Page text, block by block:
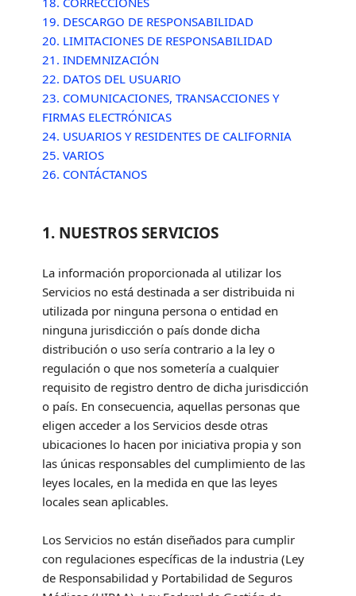
19. DESCARGO DE RESPONSABILIDAD
20. LIMITACIONES DE RESPONSABILIDAD
21. INDEMNIZACIÓN
22. DATOS DEL USUARIO
23. COMUNICACIONES, TRANSACCIONES Y
FIRMAS ELECTRÓNICAS
24. USUARIOS Y RESIDENTES DE CALIFORNIA
25. VARIOS
26. CONTÁCTANOS
1. NUESTROS SERVICIOS
La información proporcionada al utilizar los
Servicios no está destinada a ser distribuida ni
utilizada por ninguna persona o entidad en
ninguna jurisdicción o país donde dicha
distribución o uso sería contrario a la ley o
regulación o que nos sometería a cualquier
requisito de registro dentro de dicha jurisdicción
o país. En consecuencia, aquellas personas que
eligen acceder a los Servicios desde otras
ubicaciones lo hacen por iniciativa propia y son
las únicas responsables del cumplimiento de las
leyes locales, en la medida en que las leyes
locales sean aplicables.
Los Servicios no están diseñados para cumplir
con regulaciones específicas de la industria (Ley
de Responsabilidad y Portabilidad de Seguros